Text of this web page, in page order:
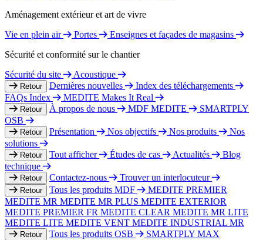
Aménagement extérieur et art de vivre
Vie en plein air
Portes
Enseignes et façades de magasins
Sécurité et conformité sur le chantier
Sécurité du site
Acoustique
Retour Dernières nouvelles
Index des téléchargements
FAQs Index
MEDITE Makes It Real
Retour À propos de nous MDF MEDITE
SMARTPLY
OSB
Retour Présentation Nos objectifs Nos produits
Nos
solutions
Retour Tout afficher Études de cas Actualités
Blog
technique
Retour Contactez-nous Trouver un interlocuteur
Retour Tous les produits MDF
MEDITE PREMIER
MEDITE MR MEDITE MR PLUS MEDITE EXTERIOR
MEDITE PREMIER FR MEDITE CLEAR MEDITE MR LITE
MEDITE LITE MEDITE VENT MEDITE INDUSTRIAL MR
Retour Tous les produits OSB
SMARTPLY MAX